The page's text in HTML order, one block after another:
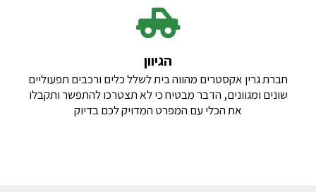
הגיוון
חברת גרין אקסטרים מהווה בית לשלל כלים ורכבים תפעוליים
שונים ומגוונים, הדבר מבטיח כי לא תצטרכו להתפשר ותקבלו
את הכלי עם המפרט המדויק לכם בדיוק